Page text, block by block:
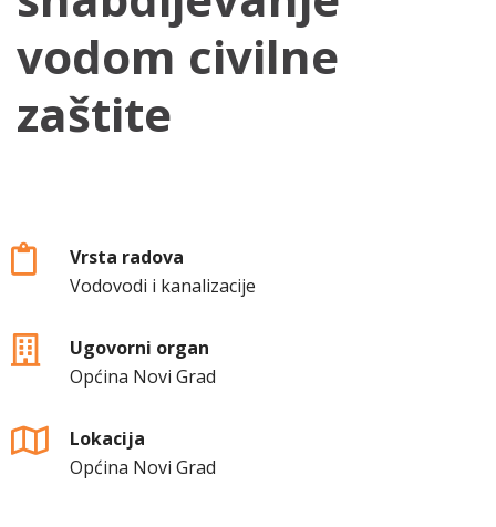
vodom civilne
zaštite
Vrsta radova
Vodovodi i kanalizacije
Ugovorni organ
Općina Novi Grad
Lokacija
Općina Novi Grad